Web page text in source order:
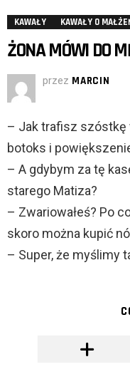
KAWAŁY KAWAŁY O
ŻONA MÓWI DO
przez MARCIN
– Jak trafisz szóstkę
botoks i
– A gdybym za tę
starego Matiza?
– Zwariowałeś? Po
skoro można kupić
– Super, że myślimy